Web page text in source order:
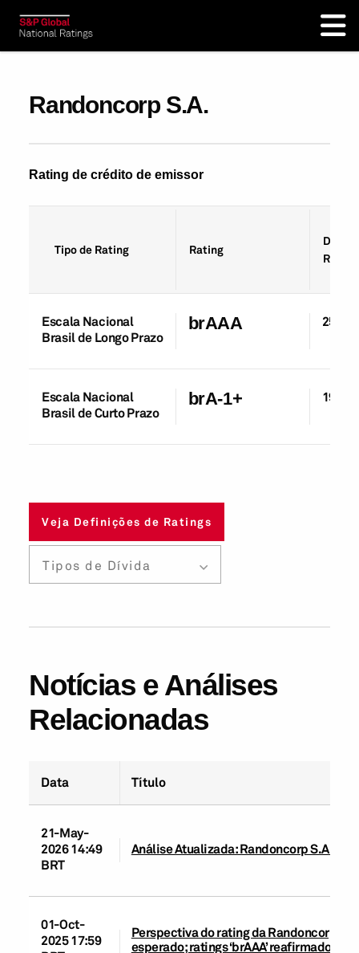
Randoncorp S.A.
Rating de crédito de emissor
Tipo de Rating Rating
Data
Rating
Escala Nacional
Brasil de Longo Prazo
brAAA 25-
Escala Nacional
Brasil de Curto Prazo
brA-1+ 19-
Veja Definições de Ratings
Tipos de Dívida
Notícias e Análises
Relacionadas
Data Título
21-May-
2026 14:49
BRT
Análise Atualizada: Randoncorp S.A.
01-Oct-
2025 17:59
Perspectiva do rating da Randoncorp
esperado; ratings ‘brAAA’ reafirmados